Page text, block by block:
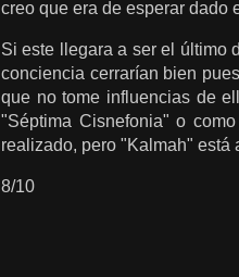
creo que era de esperar dado
Si este llegara a ser el último
conciencia cerrarían bien
que no tome influencias de
"Séptima Cisnefonia" o
realizado, pero "Kalmah" está
8/10